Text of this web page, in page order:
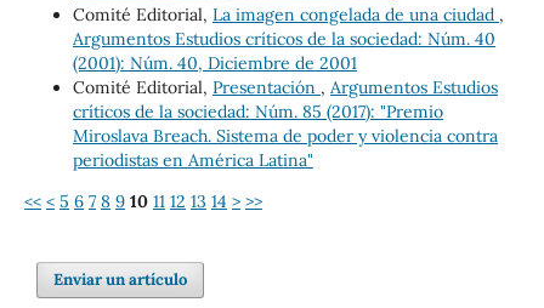
Comité Editorial, La imagen congelada de una ciudad ,
Argumentos Estudios críticos de la sociedad: Núm. 40
(2001): Núm. 40, Diciembre de 2001
Comité Editorial, Presentación , Argumentos Estudios
críticos de la sociedad: Núm. 85 (2017): "Premio
Miroslava Breach. Sistema de poder y violencia contra
periodistas en América Latina"
<< < 5 6 7 8 9 10 11 12 13 14 > >>
Enviar un artículo